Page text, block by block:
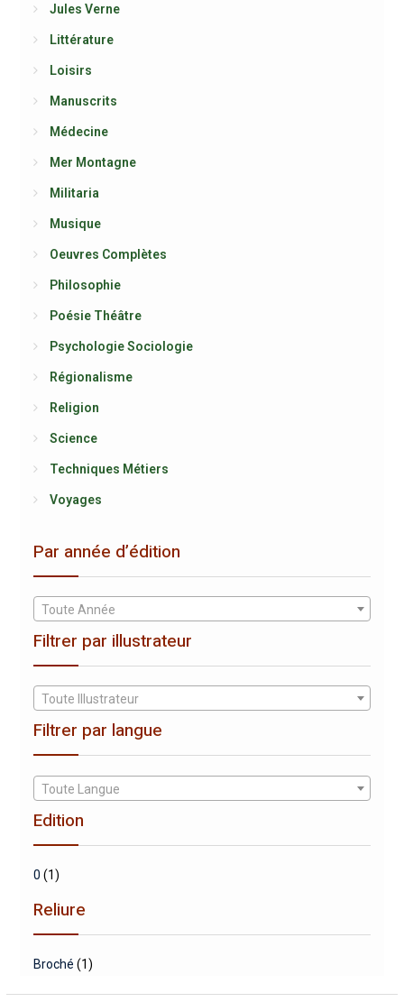
Jules Verne
Littérature
Loisirs
Manuscrits
Médecine
Mer Montagne
Militaria
Musique
Oeuvres Complètes
Philosophie
Poésie Théâtre
Psychologie Sociologie
Régionalisme
Religion
Science
Techniques Métiers
Voyages
Par année d’édition
Toute Année
Filtrer par illustrateur
Toute Illustrateur
Filtrer par langue
Toute Langue
Edition
0 (1)
Reliure
Broché (1)